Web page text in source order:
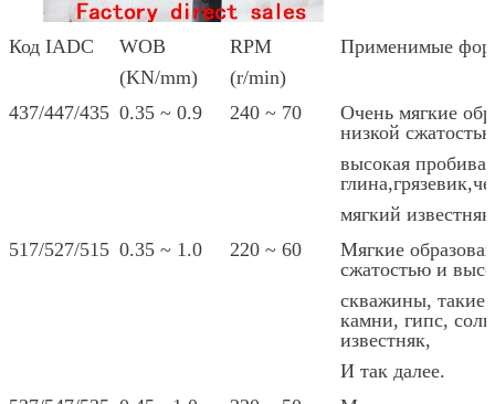
Отправить
Код IADC
WOB
(KN/mm)
RPM
(r/min)
Применимые
437/447/435 0.35 ~ 0.9 240 ~ 70
Очень мягкие
низкой
высокая
мягкий
517/527/515 0.35 ~ 1.0 220 ~ 60
Мягкие
сжатостью и
скважины, такие
камни, гипс,
известняк,
И так далее.